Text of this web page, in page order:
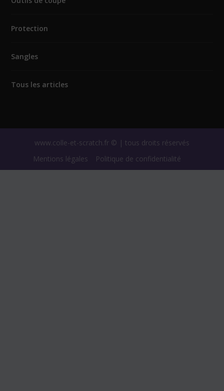
Protection
Sangles
Tous les articles
www.colle-et-scratch.fr © | tous droits réservés
Mentions légales
Politique de confidentialité